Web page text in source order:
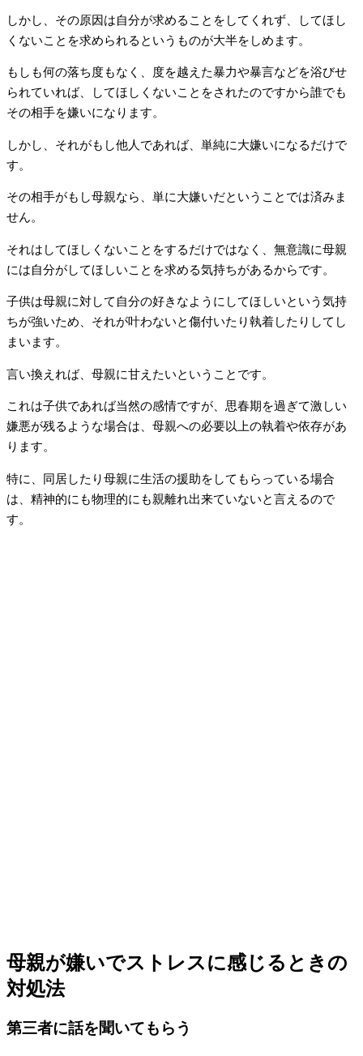
しかし、その原因は自分が求めることをしてくれず、してほし
くないことを求められるというものが大半をしめます。
もしも何の落ち度もなく、度を越えた暴力や暴言などを浴びせ
られていれば、してほしくないことをされたのですから誰でも
その相手を嫌いになります。
しかし、それがもし他人であれば、単純に大嫌いになるだけで
す。
その相手がもし母親なら、単に大嫌いだということでは済みま
せん。
それはしてほしくないことをするだけではなく、無意識に母親
には自分がしてほしいことを求める気持ちがあるからです。
子供は母親に対して自分の好きなようにしてほしいという気持
ちが強いため、それが叶わないと傷付いたり執着したりしてし
まいます。
言い換えれば、母親に甘えたいということです。
これは子供であれば当然の感情ですが、思春期を過ぎて激しい
嫌悪が残るような場合は、母親への必要以上の執着や依存があ
ります。
特に、同居したり母親に生活の援助をしてもらっている場合
は、精神的にも物理的にも親離れ出来ていないと言えるので
す。
母親が嫌いでストレスに感じるときの
対処法
第三者に話を聞いてもらう